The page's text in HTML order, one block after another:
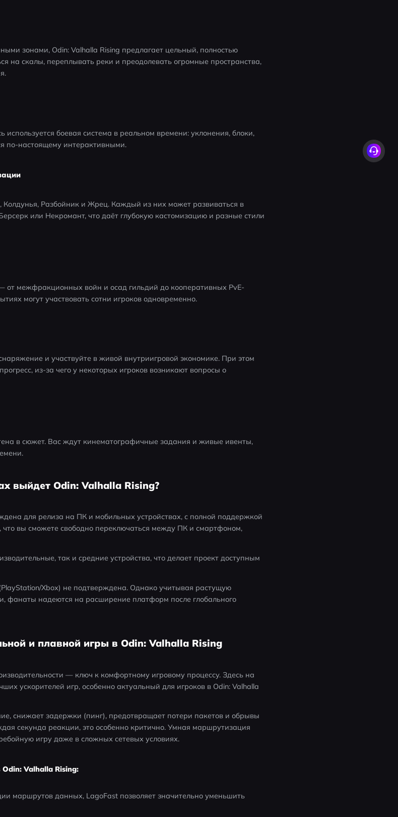
зонами, Odin: Valhalla Rising предлагает цельный, полностью
на скалы, переплывать реки и преодолевать огромные пространства,
используется боевая система в реальном времени: уклонения, блоки,
по-настоящему интерактивными.
Колдунья, Разбойник и Жрец. Каждый из них может развиваться в
или Некромант, что даёт глубокую кастомизацию и разные стили
межфракционных войн и осад гильдий до кооперативных PvE-
могут участвовать сотни игроков одновременно.
и участвуйте в живой внутриигровой экономике. При этом
из-за чего у некоторых игроков возникают вопросы о
в сюжет. Вас ждут кинематографичные задания и живые ивенты,
выйдет Odin: Valhalla Rising?
для релиза на ПК и мобильных устройствах, с полной поддержкой
что вы сможете свободно переключаться между ПК и смартфоном,
так и средние устройства, что делает проект доступным
Xbox) не подтверждена. Однако учитывая растущую
фанаты надеются на расширение платформ после глобального
и плавной игры в Odin: Valhalla Rising
— ключ к комфортному игровому процессу. Здесь на
ускорителей игр, особенно актуальный для игроков в Odin: Valhalla
снижает задержки (пинг), предотвращает потери пакетов и обрывы
секунда реакции, это особенно критично. Умная маршрутизация
игру даже в сложных сетевых условиях.
Valhalla Rising:
маршрутов данных, LagoFast позволяет значительно уменьшить